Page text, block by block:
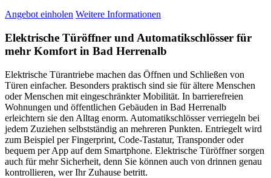
Angebot einholen Weitere Informationen
Elektrische Türöffner und Automatikschlösser für
mehr Komfort in Bad Herrenalb
Elektrische Türantriebe machen das Öffnen und Schließen von
Türen einfacher. Besonders praktisch sind sie für ältere Menschen
oder Menschen mit eingeschränkter Mobilität. In barrierefreien
Wohnungen und öffentlichen Gebäuden in Bad Herrenalb
erleichtern sie den Alltag enorm. Automatikschlösser verriegeln bei
jedem Zuziehen selbstständig an mehreren Punkten. Entriegelt wird
zum Beispiel per Fingerprint, Code-Tastatur, Transponder oder
bequem per App auf dem Smartphone. Elektrische Türöffner sorgen
auch für mehr Sicherheit, denn Sie können auch von drinnen genau
kontrollieren, wer Ihr Zuhause betritt.